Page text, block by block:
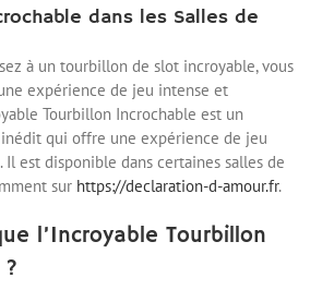
dans les Salles de
à un tourbillon de slot incroyable, vous
expérience de jeu intense et
Tourbillon Incrochable est un
qui offre une expérience de jeu
est disponible dans certaines salles de
sur https://declaration-d-amour.fr.
l’Incroyable Tourbillon